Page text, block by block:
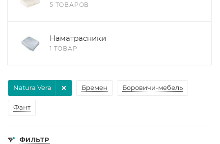
5 ТОВАРОВ
Наматрасники
1 ТОВАР
Бремен Боровичи-мебель
Фант
Natura Vera
ФИЛЬТР